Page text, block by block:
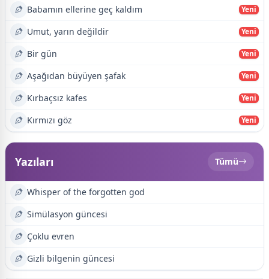
Babamın ellerine geç kaldım Yeni
Umut, yarın değildir Yeni
Bir gün Yeni
Aşağıdan büyüyen şafak Yeni
Kırbaçsız kafes Yeni
Kırmızı göz Yeni
Yazıları Tümü
Whisper of the forgotten god
Simülasyon güncesi
Çoklu evren
Gizli bilgenin güncesi